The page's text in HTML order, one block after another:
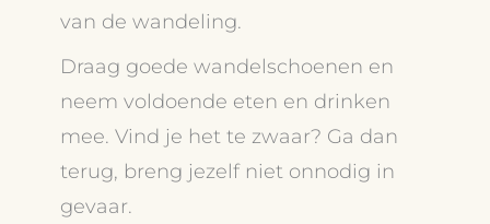
van de wandeling.
Draag goede wandelschoenen en
neem voldoende eten en drinken
mee. Vind je het te zwaar? Ga dan
terug, breng jezelf niet onnodig in
gevaar.